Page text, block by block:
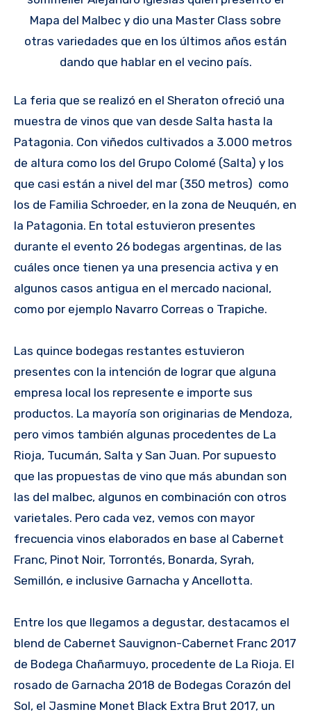
Mapa del Malbec y dio una Master Class sobre
otras variedades que en los últimos años están
dando que hablar en el vecino país.
La feria que se realizó en el Sheraton ofreció una
muestra de vinos que van desde Salta hasta la
Patagonia. Con viñedos cultivados a 3.000 metros
de altura como los del Grupo Colomé (Salta) y los
que casi están a nivel del mar (350 metros) como
los de Familia Schroeder, en la zona de Neuquén, en
la Patagonia. En total estuvieron presentes
durante el evento 26 bodegas argentinas, de las
cuáles once tienen ya una presencia activa y en
algunos casos antigua en el mercado nacional,
como por ejemplo Navarro Correas o Trapiche.
Las quince bodegas restantes estuvieron
presentes con la intención de lograr que alguna
empresa local los represente e importe sus
productos. La mayoría son originarias de Mendoza,
pero vimos también algunas procedentes de La
Rioja, Tucumán, Salta y San Juan. Por supuesto
que las propuestas de vino que más abundan son
las del malbec, algunos en combinación con otros
varietales. Pero cada vez, vemos con mayor
frecuencia vinos elaborados en base al Cabernet
Franc, Pinot Noir, Torrontés, Bonarda, Syrah,
Semillón, e inclusive Garnacha y Ancellotta.
Entre los que llegamos a degustar, destacamos el
blend de Cabernet Sauvignon-Cabernet Franc 2017
de Bodega Chañarmuyo, procedente de La Rioja. El
rosado de Garnacha 2018 de Bodegas Corazón del
Sol, el Jasmine Monet Black Extra Brut 2017, un